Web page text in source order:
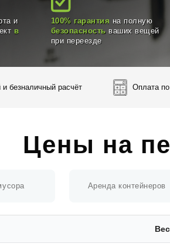
и
в
100% гарантия на полную
безопасностьваших вещей
при переезде
безналичный расчёт Оплата
Цены на
Аренда контейнеров